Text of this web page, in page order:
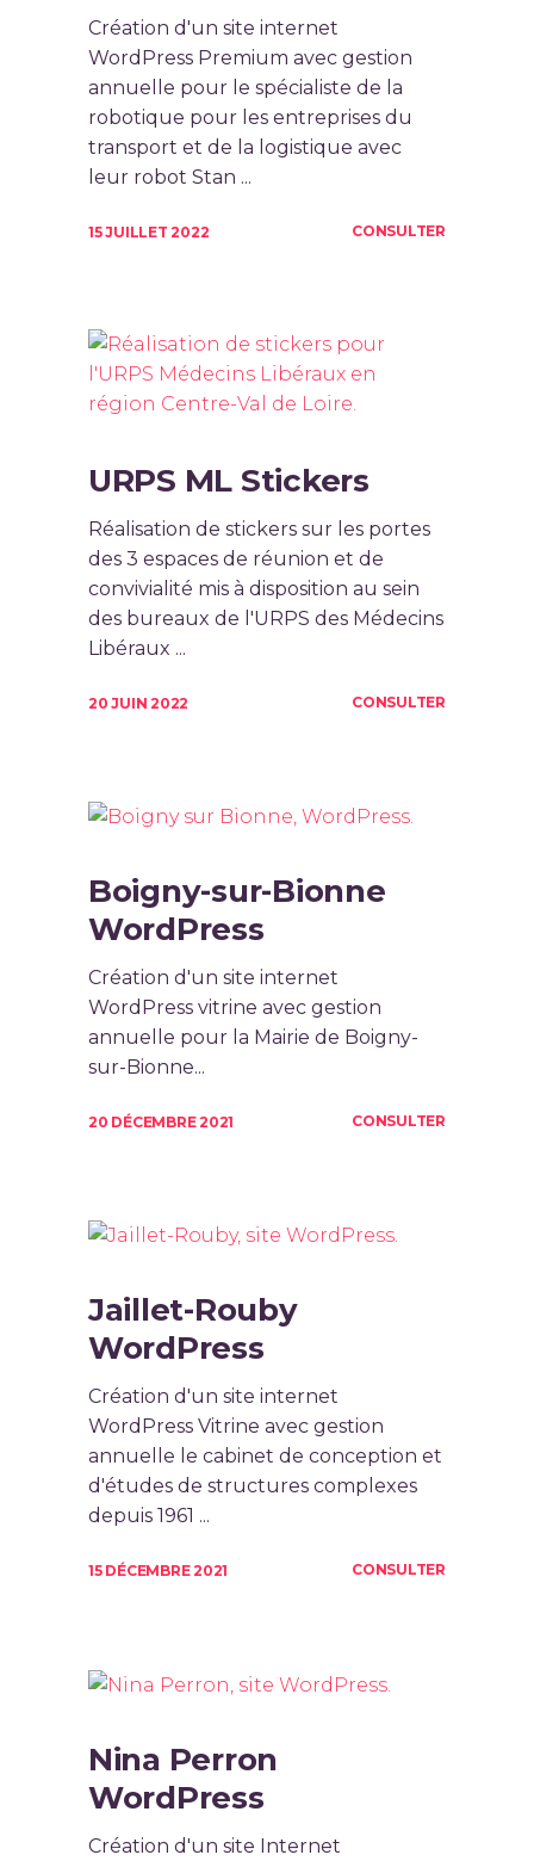
Création d'un site internet
WordPress Premium avec gestion
annuelle pour le spécialiste de la
robotique pour les entreprises du
transport et de la logistique avec
leur robot Stan ...
15 JUILLET 2022 CONSULTER
URPS ML Stickers
Réalisation de stickers sur les portes
des 3 espaces de réunion et de
convivialité mis à disposition au sein
des bureaux de l'URPS des Médecins
Libéraux ...
20 JUIN 2022 CONSULTER
Boigny-sur-Bionne
WordPress
Création d'un site internet
WordPress vitrine avec gestion
annuelle pour la Mairie de Boigny-
sur-Bionne...
20 DÉCEMBRE 2021 CONSULTER
Jaillet-Rouby
WordPress
Création d'un site internet
WordPress Vitrine avec gestion
annuelle le cabinet de conception et
d'études de structures complexes
depuis 1961 ...
15 DÉCEMBRE 2021 CONSULTER
Nina Perron
WordPress
Création d'un site Internet